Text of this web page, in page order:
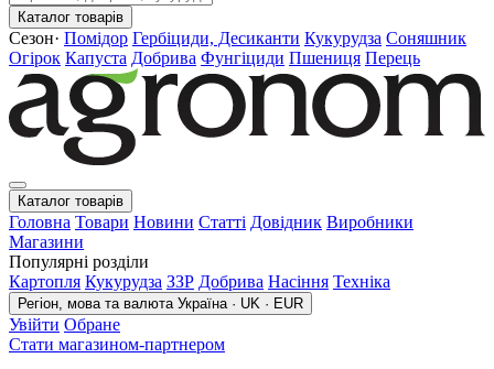
Каталог товарів
Сезон· Помідор Гербіциди, Десиканти Кукурудза Соняшник
Огірок Капуста Добрива Фунгіциди Пшениця Перець
Каталог товарів
Головна Товари Новини Статті Довідник Виробники
Магазини
Популярні розділи
Картопля Кукурудза ЗЗР Добрива Насіння Техніка
Регіон, мова та валюта Україна · UK · EUR
Увійти Обране
Стати магазином-партнером